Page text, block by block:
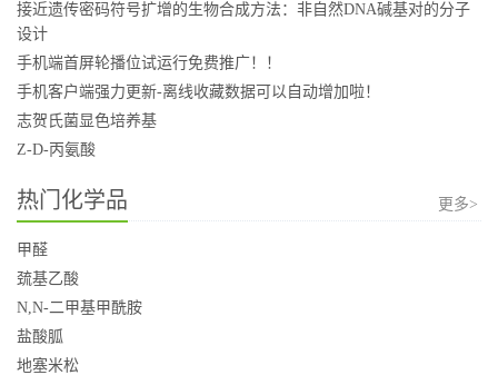
接近遗传密码符号扩增的生物合成方法：非自然DNA碱基对的分子
设计
手机端首屏轮播位试运行免费推广！！
手机客户端强力更新-离线收藏数据可以自动增加啦！
志贺氏菌显色培养基
Z-D-丙氨酸
热门化学品 更多>
甲醛
巯基乙酸
N,N-二甲基甲酰胺
盐酸胍
地塞米松